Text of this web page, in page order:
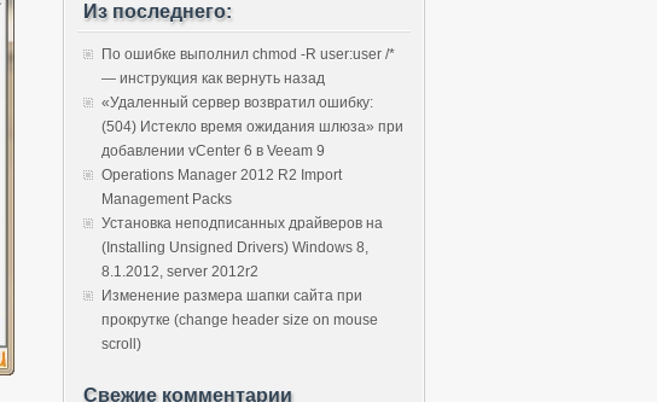
Из последнего:
По ошибке выполнил chmod -R user:user /*
— инструкция как вернуть назад
«Удаленный сервер возвратил ошибку:
(504) Истекло время ожидания шлюза» при
добавлении vCenter 6 в Veeam 9
Operations Manager 2012 R2 Import
Management Packs
Установка неподписанных драйверов на
(Installing Unsigned Drivers) Windows 8,
8.1.2012, server 2012r2
Изменение размера шапки сайта при
прокрутке (change header size on mouse
scroll)
Свежие комментарии